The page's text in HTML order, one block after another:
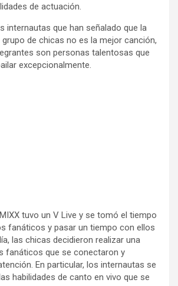
de actuación.
internautas que han señalado que la
de chicas no es la mejor canción,
son personas talentosas que
excepcionalmente.
tuvo un V Live y se tomó el tiempo
fanáticos y pasar un tiempo con ellos
las chicas decidieron realizar una
fanáticos que se conectaron y
En particular, los internautas se
habilidades de canto en vivo que se